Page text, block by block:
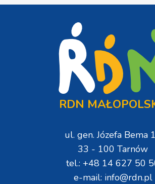
RDN
ul. gen. Józefa Bema
33 - 100 Tarnów
tel.: +48 14 627 50
e-mail: info@rdn.pl